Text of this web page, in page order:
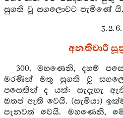
සුගති වූ සගලොවට පැමිණේ යි.
3. 2. 6.
අනතිචාරී
300. මහණෙනි, දහම්
මරණින් මතු සුගති වූ
පසෙකින් ද යත්: සැදැහැ
ඔතප් ඇති වෙයි. (සැමියා)
පැනවත් වෙයි. මහණෙනි,